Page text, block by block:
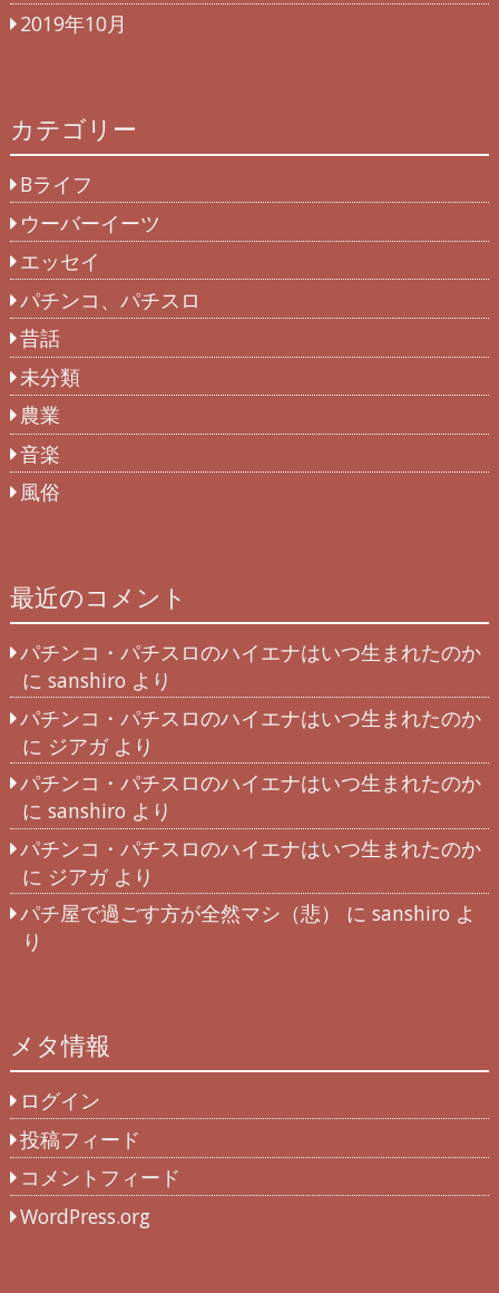
2019年10月
カテゴリー
Bライフ
ウーバーイーツ
エッセイ
パチンコ、パチスロ
昔話
未分類
農業
音楽
風俗
最近のコメント
パチンコ・パチスロのハイエナはいつ生まれたのか
に sanshiro より
パチンコ・パチスロのハイエナはいつ生まれたのか
に ジアガより
パチンコ・パチスロのハイエナはいつ生まれたのか
に sanshiro より
パチンコ・パチスロのハイエナはいつ生まれたのか
に ジアガより
パチ屋で過ごす方が全然マシ（悲）
にsanshiro よ
り
メタ情報
ログイン
投稿フィード
コメントフィード
WordPress.org